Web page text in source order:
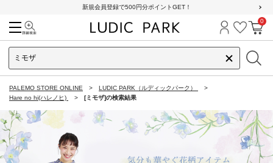
新規会員登録で500円分ポイントGET！
ログイン
お気に
カ
0
PALEMO STORE ONLINE
LUDIC PARK（ルディックパーク）
Hare no hi(ハレノヒ)
[ミモザ]の検索結果